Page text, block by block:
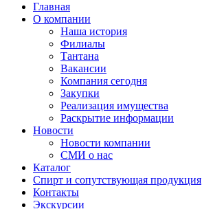
Главная
О компании
Наша история
Филиалы
Тантана
Вакансии
Компания сегодня
Закупки
Реализация имущества
Раскрытие информации
Новости
Новости компании
СМИ о нас
Каталог
Спирт и сопутствующая продукция
Контакты
Экскурсии